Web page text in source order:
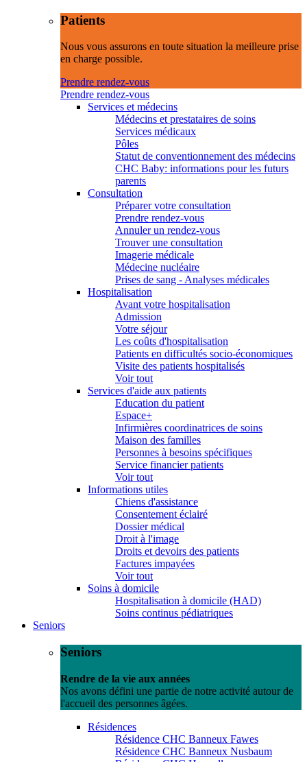
Patients
Nous vous assurons en toute situation la meilleure prise
en charge possible.
Prendre rendez-vous
Prendre rendez-vous
Services et médecins
Médecins et prestataires de soins
Services médicaux
Pôles
Statut de conventionnement des médecins
CHC Baby: informations pour les futurs
parents
Consultation
Préparer votre consultation
Prendre rendez-vous
Annuler un rendez-vous
Trouver une consultation
Imagerie médicale
Médecine nucléaire
Prises de sang - Analyses médicales
Hospitalisation
Avant votre hospitalisation
Admission
Votre séjour
Les coûts d'hospitalisation
Patients en difficultés socio-économiques
Visite des patients hospitalisés
Voir tout
Services d'aide aux patients
Education du patient
Espace+
Infirmières coordinatrices de soins
Maison des familles
Personnes à besoins spécifiques
Service financier patients
Voir tout
Informations utiles
Chiens d'assistance
Consentement éclairé
Dossier médical
Droit à l'image
Droits et devoirs des patients
Factures impayées
Voir tout
Soins à domicile
Hospitalisation à domicile (HAD)
Soins continus pédiatriques
Seniors
Seniors
Rendre de la vie aux années
Nos avons défini une partie de notre activité autour de
l'accueil des personnes âgées.
Résidences
Résidence CHC Banneux Fawes
Résidence CHC Banneux Nusbaum